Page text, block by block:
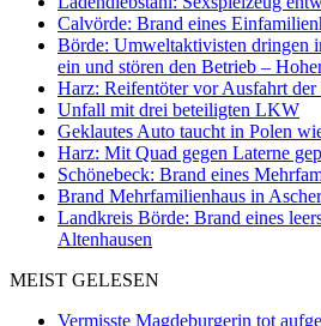
Calvörde: Brand eines
Börde: Umweltaktivisten dringen
ein und stören den Betrieb –
Harz: Reifentöter vor Ausfahrt der
Unfall mit drei beteiligten LKW
Geklautes Auto taucht in Polen
Harz: Mit Quad gegen Laterne
Schönebeck: Brand eines
Brand Mehrfamilienhaus in
Landkreis Börde: Brand eines
Altenhausen
MEIST GELESEN
Vermisste Magdeburgerin tot